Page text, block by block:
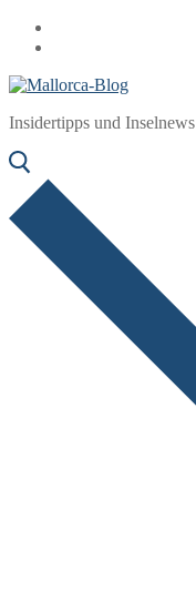
Zum
Inhalt
Menü
Schließen
Insidertipps und Inselnews